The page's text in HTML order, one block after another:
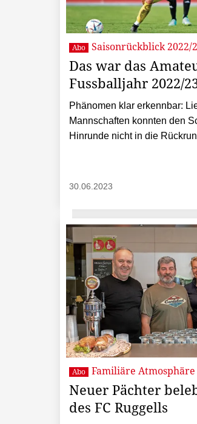
Abo Saisonrückblick 2022/
Das war das
Fussballjahr 2022/
Phänomen klar erkennbar:
Mannschaften konnten den
Hinrunde nicht in die
30.06.2023
Abo Familiäre Atmosphäre
Neuer Pächter
des FC Ruggells